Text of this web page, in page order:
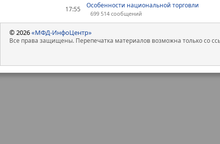
17:55 Особенности национальной торговли
699 514 сообщений
© 2026«МФД-ИнфоЦентр»
Все права защищены. Перепечатка материалов возможна только со